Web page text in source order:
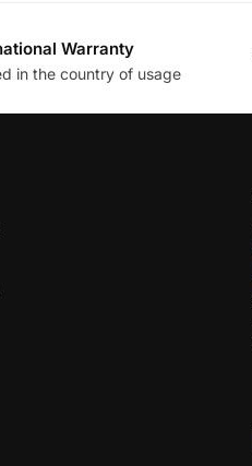
Warranty
in the country of usage